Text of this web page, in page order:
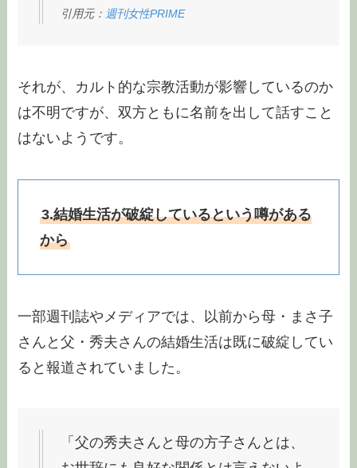
引用元： 週刊女性PRIME
それが、カルト的な宗教活動が影響しているのか
は不明ですが、双方ともに名前を出して話すこと
はないようです。
3.結婚生活が破綻しているという噂がある
から
一部週刊誌やメディアでは、以前から母・まさ子
さんと父・秀夫さんの結婚生活は既に破綻してい
ると報道されていました。
「父の秀夫さんと母の方子さんとは、